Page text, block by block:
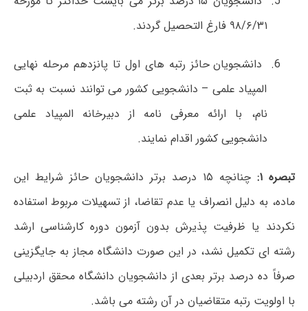
۹۸/۶/۳۱ فارغ التحصیل گردند.
دانشجویان حائز رتبه های اول تا پانزدهم مرحله نهایی
المپیاد علمی – دانشجویی کشور می توانند نسبت به ثبت
نام، با ارائه معرفی نامه از دبیرخانه المپیاد علمی
دانشجویی کشور اقدام نمایند.
تبصره ۱:
چنانچه ۱۵ درصد برتر دانشجویان حائز شرایط این
ماده، به دلیل انصراف یا عدم تقاضا، از تسهیلات مربوط استفاده
نکردند یا ظرفیت پذیرش بدون آزمون دوره کارشناسی ارشد
رشته ای تکمیل نشد، در این صورت دانشگاه مجاز به جایگزینی
صرفاً ده درصد برتر بعدی از دانشجویان دانشگاه محقق اردبیلی
با اولویت رتبه متقاضیان در آن رشته می باشد.